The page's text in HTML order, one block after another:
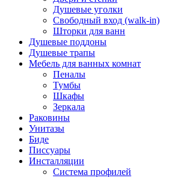
Душевые уголки
Свободный вход (walk-in)
Шторки для ванн
Душевые поддоны
Душевые трапы
Мебель для ванных комнат
Пеналы
Тумбы
Шкафы
Зеркала
Раковины
Унитазы
Биде
Писсуары
Инсталляции
Система профилей